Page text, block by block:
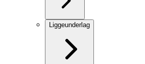
Liggeunderlag